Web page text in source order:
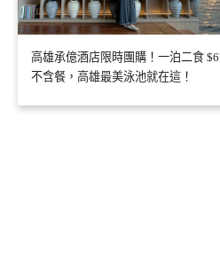
高雄承億酒店限時團購！一泊二食
不含餐，高雄最美泳池就在這！